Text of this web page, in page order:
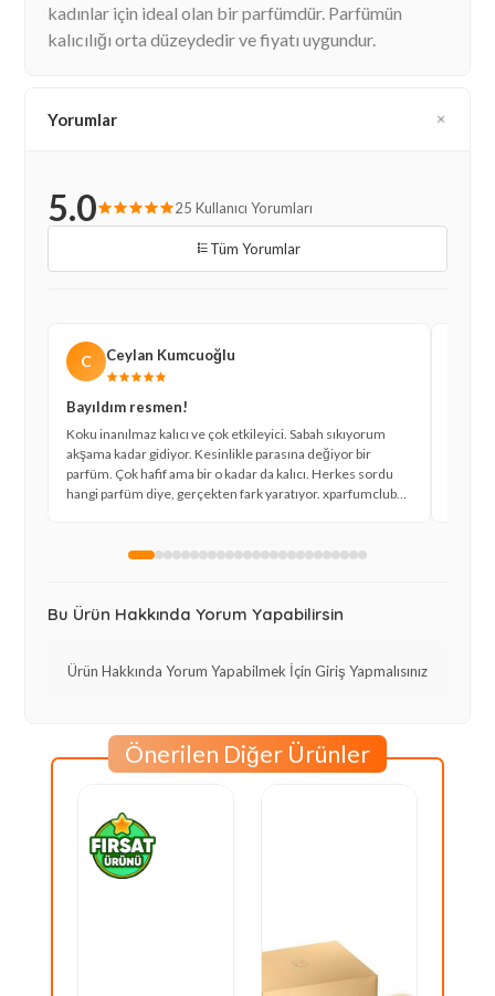
kadınlar için ideal olan bir parfümdür. Parfümün
kalıcılığı orta düzeydedir ve fiyatı uygundur.
Yorumlar
5.0 25 Kullanıcı Yorumları
Tüm Yorumlar
C Ceylan Kumcuoğlu
Bayıldım resmen!
Koku inanılmaz kalıcı ve çok etkileyici. Sabah sıkıyorum
akşama kadar gidiyor. Kesinlikle parasına değiyor bir
parfüm. Çok hafif ama bir o kadar da kalıcı. Herkes sordu
hangi parfüm diye, gerçekten fark yaratıyor. xparfumclub
Bu Ürün Hakkında Yorum Yapabilirsin
Ürün Hakkında Yorum Yapabilmek İçin Giriş Yapmalısınız
Önerilen Diğer Ürünler